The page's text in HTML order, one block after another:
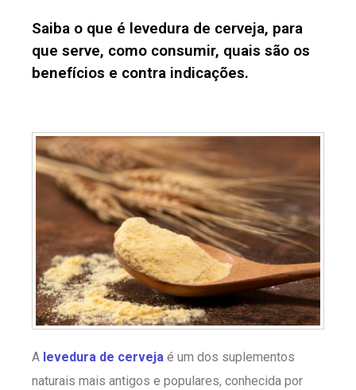
Saiba o que é levedura de cerveja, para
que serve, como consumir, quais são os
benefícios e contra indicações.
A levedura de cerveja é um dos suplementos
naturais mais antigos e populares, conhecida por